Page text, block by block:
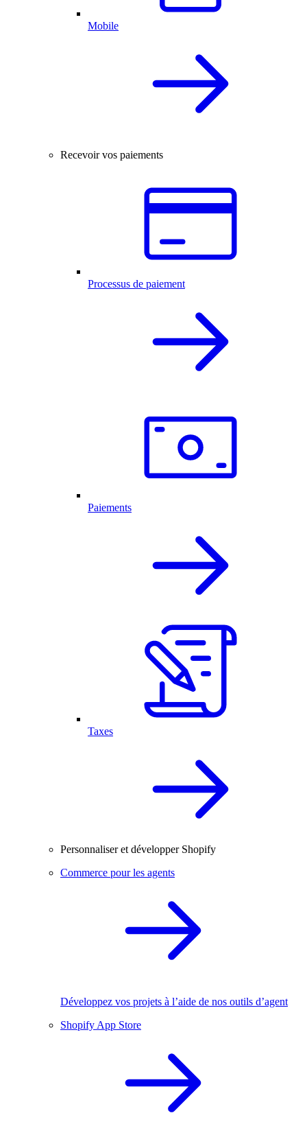
Mobile
Recevoir vos paiements
Processus de paiement
Paiements
Taxes
Personnaliser et développer Shopify
Commerce pour les agents
Développez vos projets à l’aide de nos outils d’agent
Shopify App Store